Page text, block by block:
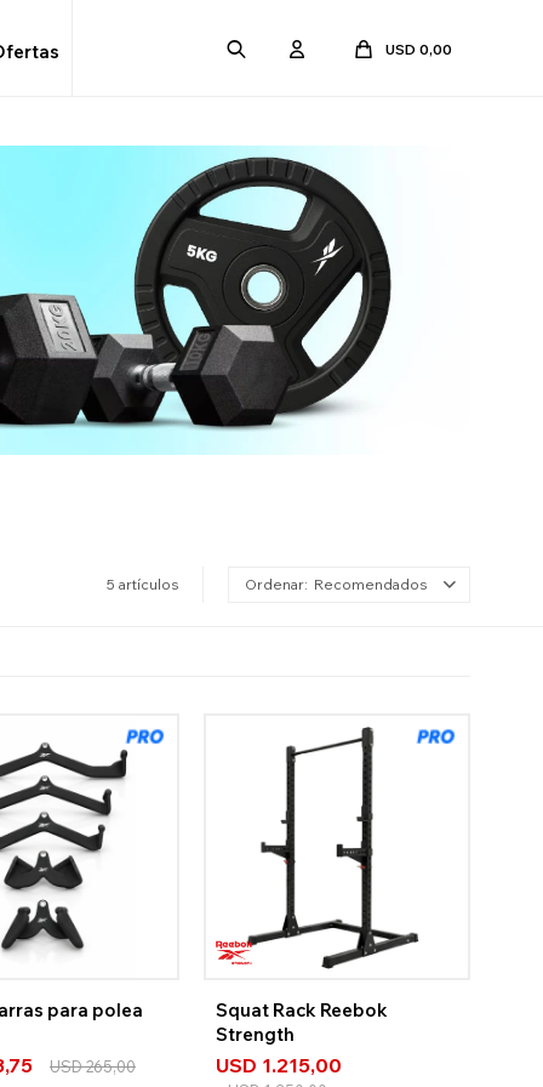
USD 0,00
5 artículos Recomendados
para polea
USD265,00
Squat Rack Reebok
Strength
USD 1.215,00